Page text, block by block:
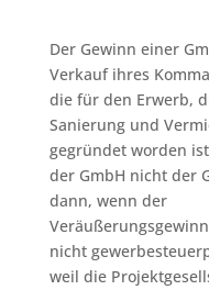
Der Gewinn einer
Verkauf ihres
die für den Erwerb,
Sanierung und
gegründet worden
der GmbH nicht der
dann, wenn der
nicht
weil die